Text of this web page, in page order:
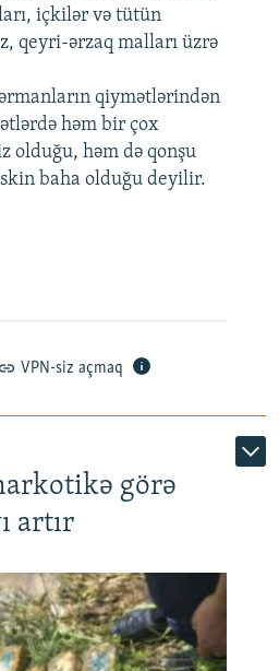
içkilər və tütün
qeyri-ərzaq malları üzrə
qiymətlərindən
həm bir çox
olduğu, həm də qonşu
baha olduğu deyilir.
VPN-siz açmaq
görə
artır